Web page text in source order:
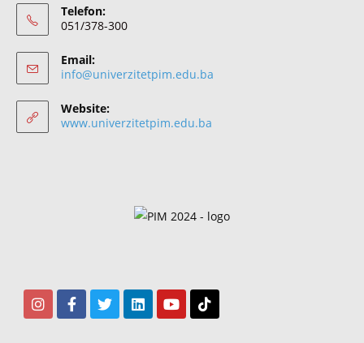
Telefon:
051/378-300
Email:
info@univerzitetpim.edu.ba
Website:
www.univerzitetpim.edu.ba